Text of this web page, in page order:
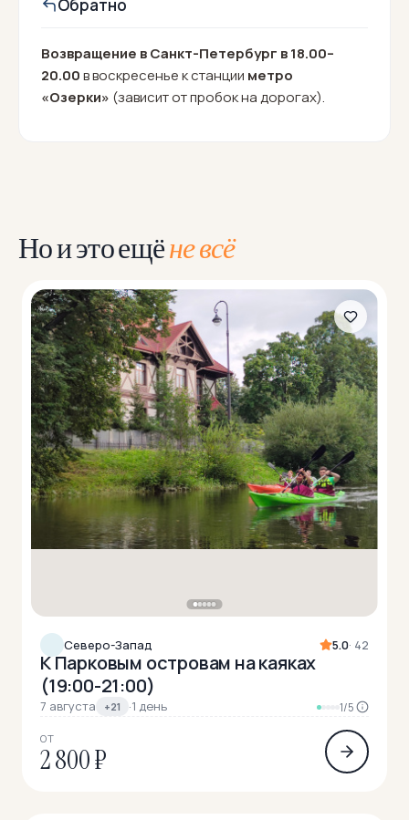
Обратно
Возвращение в Санкт-Петербург в 18.00–
20.00в воскресенье к станции метро
«Озерки» (зависит от пробок на дорогах).
Но и это ещёне всё
Северо-Запад 5.0· 42
К Парковым островам на каяках
(19:00-21:00)
7 августа +21 ·1 день 1/5
ОТ
2 800 ₽